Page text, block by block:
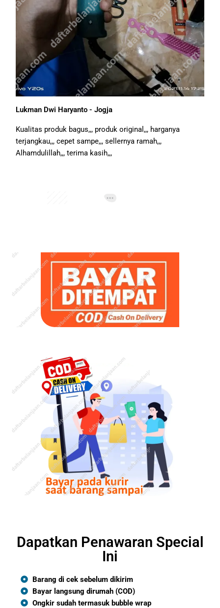
Lukman Dwi Haryanto - Jogja
Kualitas produk bagus,,, produk original,,, harganya
terjangkau,,, cepet sampe,,, sellernya ramah,,,
Alhamdulillah,,, terima kasih,,,
Dapatkan Penawaran Special
Ini
Barang di cek sebelum dikirim
Bayar langsung dirumah (COD)
Ongkir sudah termasuk bubble wrap